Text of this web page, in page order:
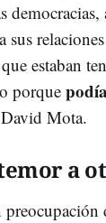
sus
estaban
porque
Mota.
a